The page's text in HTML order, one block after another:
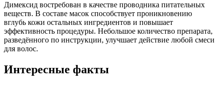
Димексид востребован в качестве проводника питательных
веществ. В составе масок способствует проникновению
вглубь кожи остальных ингредиентов и повышает
эффективность процедуры. Небольшое количество препарата,
разведённого по инструкции, улучшает действие любой смеси
для волос.
Интересные факты